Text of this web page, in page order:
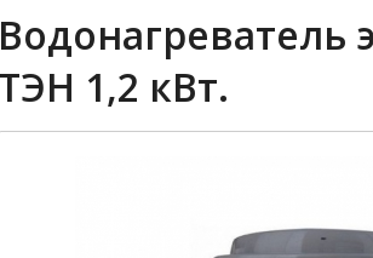
Водонагреватель
ТЭН 1,2 кВт.